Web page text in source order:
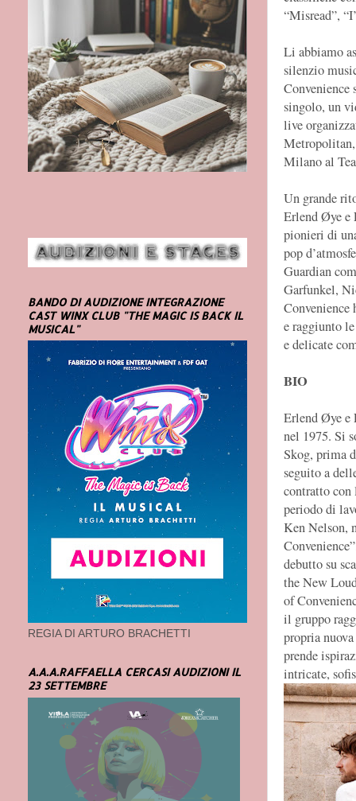
“Misread”,
Li abbiamo
silenzio
Convenience
singolo, un
live
Milano al
Un grande
Erlend Øye e
pionieri di
pop
Guardian
Garfunkel,
e raggiunto
e delicate
BIO
Erlend Øye e
nel 1975. Si
Skog, prima
seguito a
contratto con
periodo di
Ken Nelson,
debutto su
the New
of
il gruppo
propria
prende
intricate,
BANDO DI AUDIZIONE INTEGRAZIONE
CAST WINX CLUB "THE MAGIC IS BACK IL
MUSICAL"
REGIA DI ARTURO BRACHETTI
A.A.A.RAFFAELLA CERCASI AUDIZIONI IL
23 SETTEMBRE